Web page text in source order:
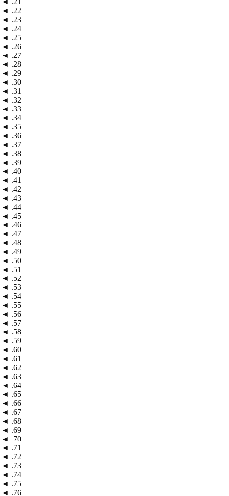
◄
◄
◄
◄
◄
◄
◄
◄
◄
◄
◄
◄
◄
◄
◄
◄
◄
◄
◄
◄
◄
◄
◄
◄
◄
◄
◄
◄
◄
◄
◄
◄
◄
◄
◄
◄
◄
◄
◄
◄
◄
◄
◄
◄
◄
◄
◄
◄
◄
◄
◄
◄
◄
◄
◄
◄